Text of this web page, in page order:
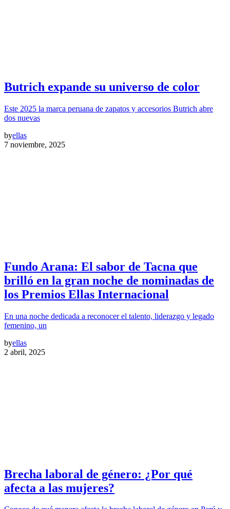
Butrich expande su universo de color
Este 2025 la marca peruana de zapatos y accesorios Butrich abre
dos nuevas
byellas
7 noviembre, 2025
Fundo Arana: El sabor de Tacna que
brilló en la gran noche de nominadas de
los Premios Ellas Internacional
En una noche dedicada a reconocer el talento, liderazgo y legado
femenino, un
byellas
2 abril, 2025
Brecha laboral de género: ¿Por qué
afecta a las mujeres?